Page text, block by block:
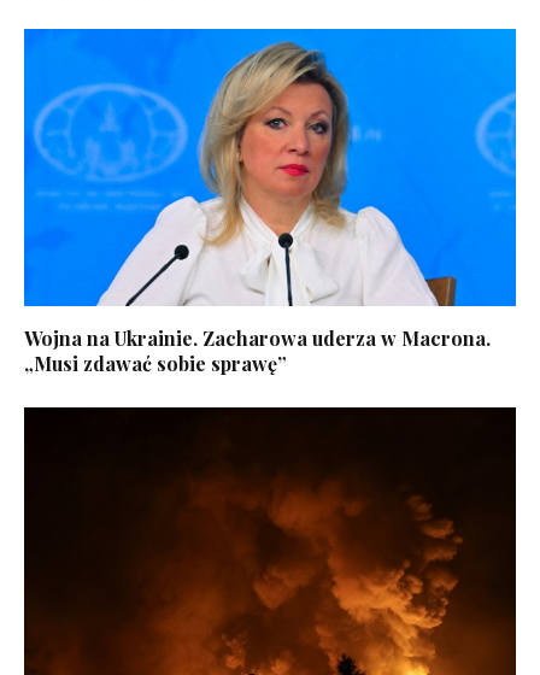
Wojna na Ukrainie. Zacharowa uderza w Macrona.
„Musi zdawać sobie sprawę”